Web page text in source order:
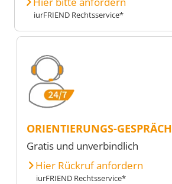
iurFRIEND Rechtsservice*
ORIENTIERUNGS-GESPRÄCH
Gratis und unverbindlich
Hier Rückruf anfordern
iurFRIEND Rechtsservice*